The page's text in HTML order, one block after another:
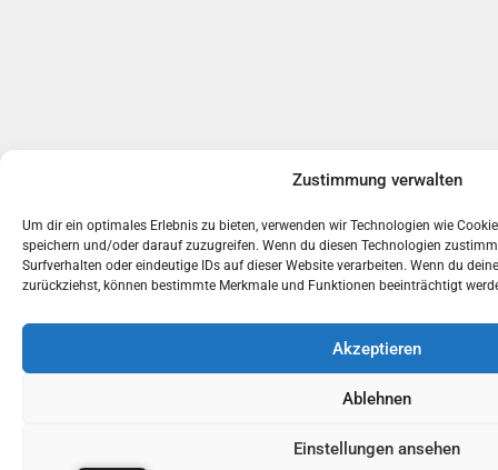
Zustimmung verwalten
Um dir ein optimales Erlebnis zu bieten, verwenden wir Technologien wie
speichern und/oder darauf zuzugreifen. Wenn du diesen Technologien
Surfverhalten oder eindeutige IDs auf dieser Website verarbeiten. Wenn du
zurückziehst, können bestimmte Merkmale und Funktionen beeinträchtigt
Akzeptieren
Ablehnen
Einstellungen ansehen